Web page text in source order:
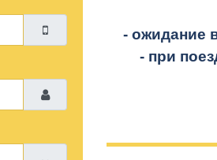
- ожидание
- при